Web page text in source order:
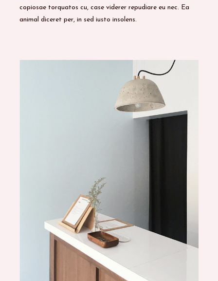
copiosae torquatos cu, case viderer repudiare eu nec. Ea
animal diceret per, in sed iusto insolens.